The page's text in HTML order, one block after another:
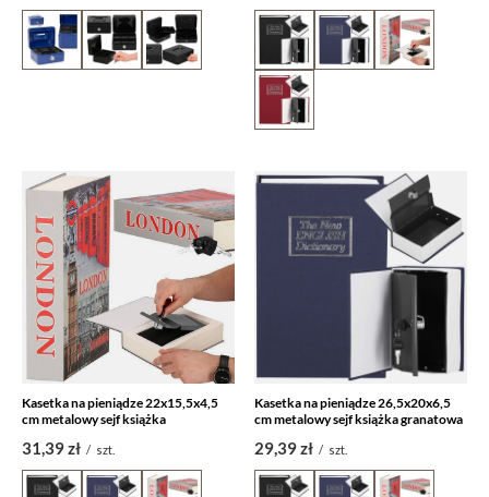
Kasetka na pieniądze 22x15,5x4,5
cm metalowy sejf książka
31,39 zł / szt.
Kasetka na pieniądze 26,5x20x6,5
cm metalowy sejf książka granatowa
29,39 zł / szt.